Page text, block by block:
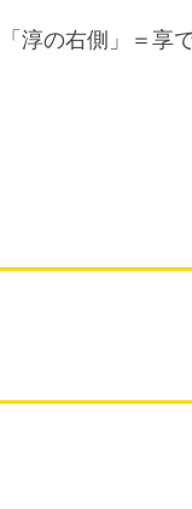
淳の右側」＝享